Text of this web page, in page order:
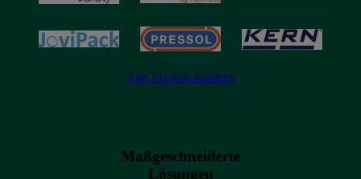
Alle Marken ansehen
Maßgeschneiderte
Lösungen